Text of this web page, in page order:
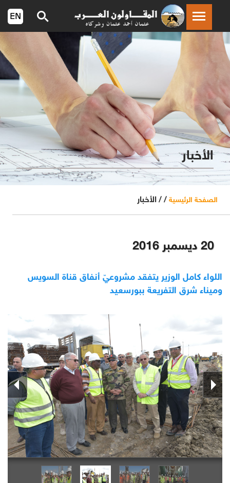
الأخبار
الصفحة الرئيسية / / الأخبار
20 ديسمبر 2016
اللواء كامل الوزير يتفقد مشروعيّ أنفاق قناة السويس
وميناء شرق التفريعة ببورسعيد